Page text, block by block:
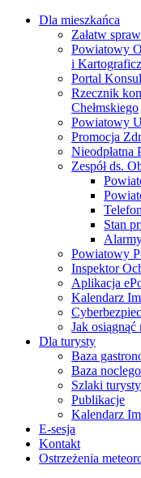
Dla mieszkańca
Załatw
Powiatowy
i
Portal
Rzecznik
Chełmskiego
Powiatowy
Promocja
Nieodpłatna
Zespół ds.
Stan
Powiatowy
Inspektor
Aplikacja
Kalendarz
Jak
Dla turysty
Baza
Baza
Szlaki
Publikacje
Kalendarz
E-sesja
Kontakt
Ostrzeżenia